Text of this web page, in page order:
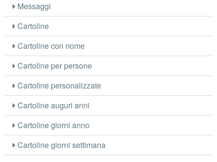
Messaggi
Cartoline
Cartoline con nome
Cartoline per persone
Cartoline personalizzate
Cartoline auguri anni
Cartoline giorni anno
Cartoline giorni settimana